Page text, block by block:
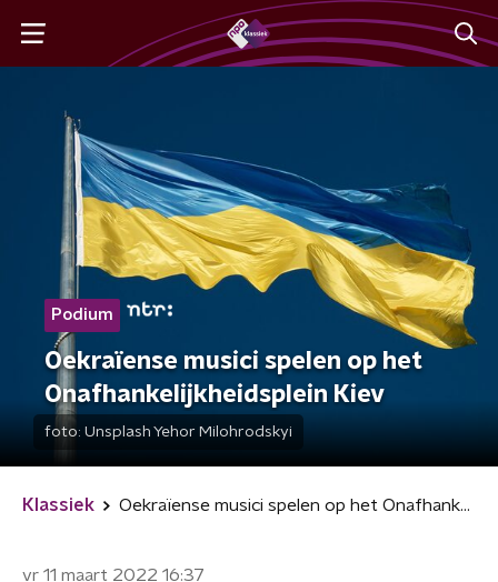
Podium
Oekraïense musici spelen op het
Onafhankelijkheidsplein Kiev
foto: Unsplash Yehor Milohrodskyi
Klassiek Oekraïense musici spelen op het Onafhankelijkheidsplein Kiev
vr 11 maart 2022 16:37